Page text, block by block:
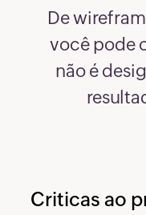
De
você pode
não é
Criticas ao